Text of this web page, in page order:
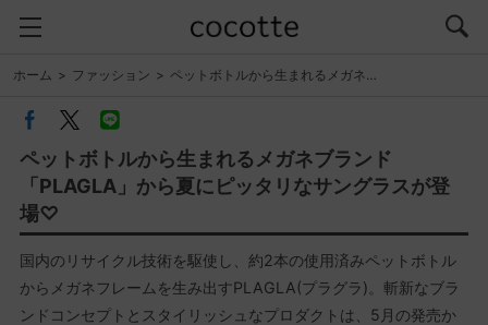
ホーム ファッション ペットボトルから生まれるメガネ…
ペットボトルから生まれるメガネブランド
「PLAGLA」から夏にピッタリなサングラスが登
場♡
国内のリサイクル技術を駆使し、約2本の使用済みペットボトル
からメガネフレームを生み出すPLAGLA(プラグラ)。斬新なブラ
ンドコンセプトとスタイリッシュなプロダクトは、5月の発売か